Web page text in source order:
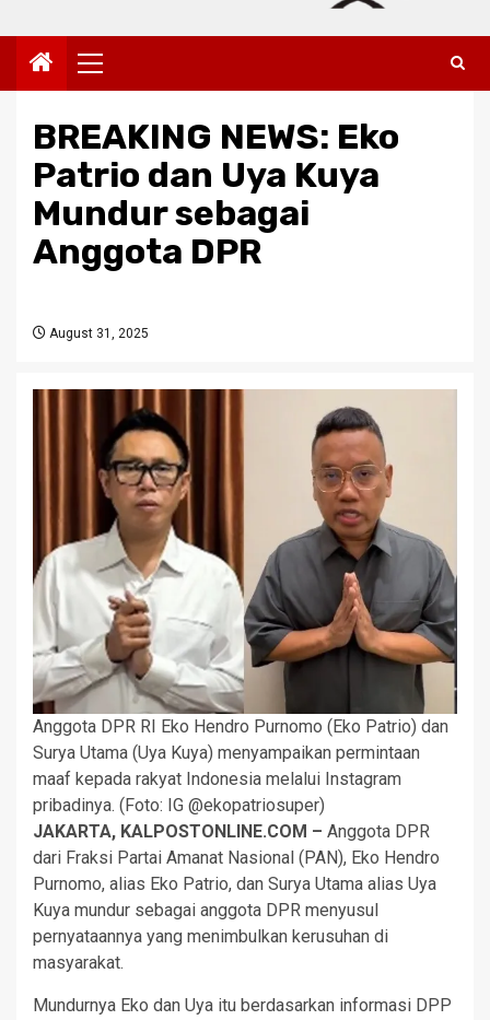
Primary
Menu
BREAKING NEWS: Eko
Patrio dan Uya Kuya
Mundur sebagai
Anggota DPR
August 31, 2025
Anggota DPR RI Eko Hendro Purnomo (Eko Patrio) dan
Surya Utama (Uya Kuya) menyampaikan permintaan
maaf kepada rakyat Indonesia melalui Instagram
pribadinya. (Foto: IG @ekopatriosuper)
JAKARTA, KALPOSTONLINE.COM – Anggota DPR
dari Fraksi Partai Amanat Nasional (PAN), Eko Hendro
Purnomo, alias Eko Patrio, dan Surya Utama alias Uya
Kuya mundur sebagai anggota DPR menyusul
pernyataannya yang menimbulkan kerusuhan di
masyarakat.
Mundurnya Eko dan Uya itu berdasarkan informasi DPP